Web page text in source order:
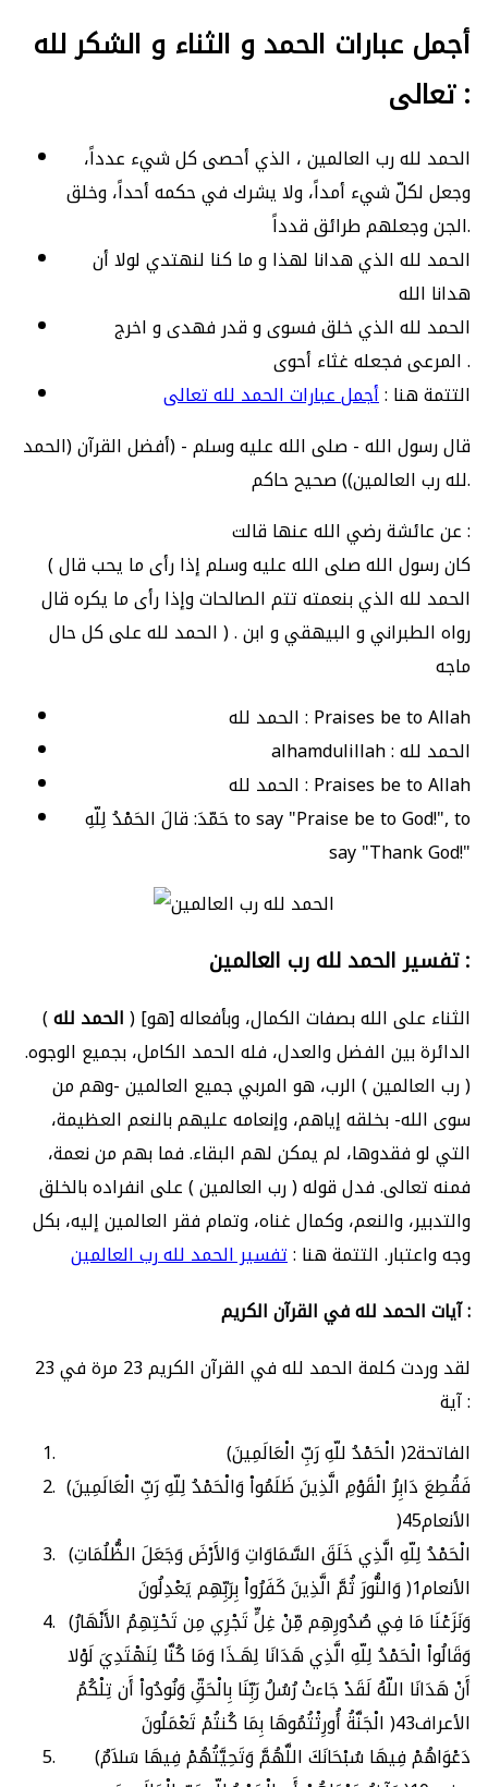
أجمل عبارات الحمد و الثناء و الشكر لله
تعالى :
الحمد لله رب العالمين ، الذي أحصى كل شيء عدداً،
وجعل لكلّ شيء أمداً، ولا يشرك في حكمه أحداً، وخلق
الجن وجعلهم طرائق قدداً.
الحمد لله الذي هدانا لهذا و ما كنا لنهتدي لولا أن
هدانا الله
الحمد لله الذي خلق فسوى و قدر فهدى و اخرج
المرعى فجعله غثاء أحوى .
التتمة هنا :أجمل عبارات الحمد لله تعالى
قال رسول الله - صلى الله عليه وسلم - (أفضل القرآن (الحمد
لله رب العالمين)) صحيح حاكم.
عن عائشة رضي الله عنها قالت :
( كان رسول الله صلى الله عليه وسلم إذا رأى ما يحب قال
الحمد لله الذي بنعمته تتم الصالحات وإذا رأى ما يكره قال
الحمد لله على كل حال ) . رواه الطبراني و البيهقي و ابن
ماجه
الحمد لله : Praises be to Allah
alhamdulillah : الحمد لله
الحمد لله : Praises be to Allah
حَمّدَ: قالَ الحَمْدُ لِلّهِ to say "Praise be to God!", to
say "Thank God!"
تفسير الحمد لله رب العالمين :
(الحمد لله) [هو] الثناء على الله بصفات الكمال، وبأفعاله
الدائرة بين الفضل والعدل، فله الحمد الكامل، بجميع الوجوه.
( رب العالمين ) الرب، هو المربي جميع العالمين -وهم من
سوى الله- بخلقه إياهم، وإنعامه عليهم بالنعم العظيمة،
التي لو فقدوها، لم يمكن لهم البقاء. فما بهم من نعمة،
فمنه تعالى. فدل قوله ( رب العالمين ) على انفراده بالخلق
والتدبير، والنعم، وكمال غناه، وتمام فقر العالمين إليه، بكل
وجه واعتبار. التتمة هنا :تفسير الحمد لله رب العالمين
آيات الحمد لله في القرآن الكريم :
لقد وردت كلمة الحمد لله في القرآن الكريم 23 مرة في 23
آية :
(الْحَمْدُ للّهِ رَبِّ الْعَالَمِينَ )الفاتحة2
(فَقُطِعَ دَابِرُ الْقَوْمِ الَّذِينَ ظَلَمُواْ وَالْحَمْدُ لِلّهِ رَبِّ الْعَالَمِينَ
)الأنعام45
(الْحَمْدُ لِلّهِ الَّذِي خَلَقَ السَّمَاوَاتِ وَالأَرْضَ وَجَعَلَ الظُّلُمَاتِ
وَالنُّورَ ثُمَّ الَّذِينَ كَفَرُواْ بِرَبِّهِم يَعْدِلُونَ )الأنعام1
(وَنَزَعْنَا مَا فِي صُدُورِهِم مِّنْ غِلٍّ تَجْرِي مِن تَحْتِهِمُ الأَنْهَارُ
وَقَالُواْ الْحَمْدُ لِلّهِ الَّذِي هَدَانَا لِهَـذَا وَمَا كُنَّا لِنَهْتَدِيَ لَوْلا
أَنْ هَدَانَا اللّهُ لَقَدْ جَاءتْ رُسُلُ رَبِّنَا بِالْحَقِّ وَنُودُواْ أَن تِلْكُمُ
الْجَنَّةُ أُورِثْتُمُوهَا بِمَا كُنتُمْ تَعْمَلُونَ )الأعراف43
(دَعْوَاهُمْ فِيهَا سُبْحَانَكَ اللَّهُمَّ وَتَحِيَّتُهُمْ فِيهَا سَلاَمٌ